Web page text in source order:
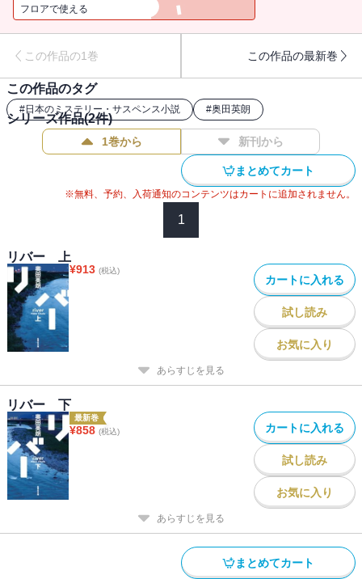
と情を抉る無上の群像劇×緊迫感溢れる圧巻の犯罪小説！
フロアで使える
この作品の1巻 この作品の最新巻
この作品のタグ
#日本のミステリー・サスペンス小説 #奥田英朗
シリーズ作品(2件)
1巻から 新刊から
まとめてカート
※無料、予約、入荷通知のコンテンツはカートに追加されません。
1
リバー 上
¥913 (税込)
カートに入れる
試し読み
お気に入り
あらすじを見る
リバー 下
最新巻
¥858 (税込) カートに入れる
試し読み
お気に入り
あらすじを見る
まとめてカート